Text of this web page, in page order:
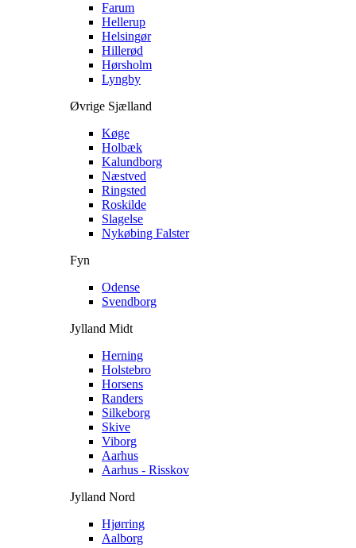
Farum
Hellerup
Helsingør
Hillerød
Hørsholm
Lyngby
Øvrige Sjælland
Køge
Holbæk
Kalundborg
Næstved
Ringsted
Roskilde
Slagelse
Nykøbing Falster
Fyn
Odense
Svendborg
Jylland Midt
Herning
Holstebro
Horsens
Randers
Silkeborg
Skive
Viborg
Aarhus
Aarhus - Risskov
Jylland Nord
Hjørring
Aalborg